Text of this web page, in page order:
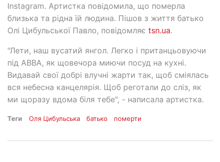
Instagram. Артистка повідомила, що померла
близька та рідна їй людина. Пішов з життя батько
Олі Цибульської Павло, повідомляє tsn.ua.
"Лети, наш вусатий янгол. Легко і пританцьовуючи
під ABBA, як щовечора миючи посуд на кухні.
Видавай свої добрі влучні жарти так, щоб сміялась
вся небесна канцелярія. Щоб реготали до сліз, як
ми щоразу вдома біля тебе", - написала артистка.
Теги Оля Цибульська батько померти